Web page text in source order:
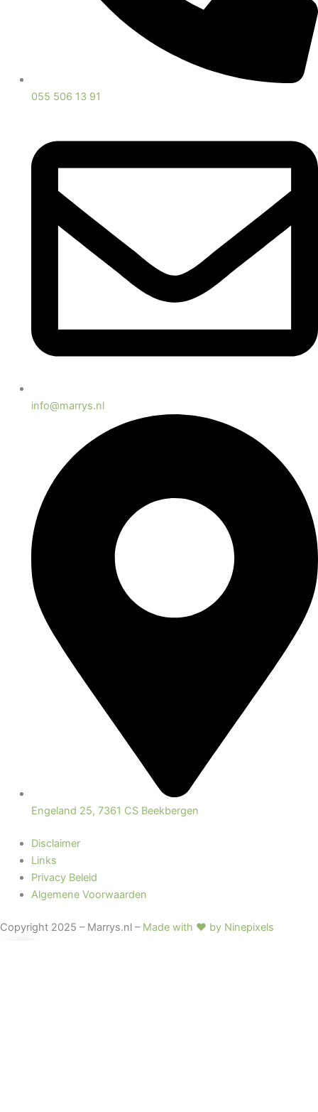
055 506 13 91
info@marrys.nl
Engeland 25, 7361 CS Beekbergen
Disclaimer
Links
Privacy Beleid
Algemene Voorwaarden
Copyright 2025 – Marrys.nl – Made with ♥ by Ninepixels